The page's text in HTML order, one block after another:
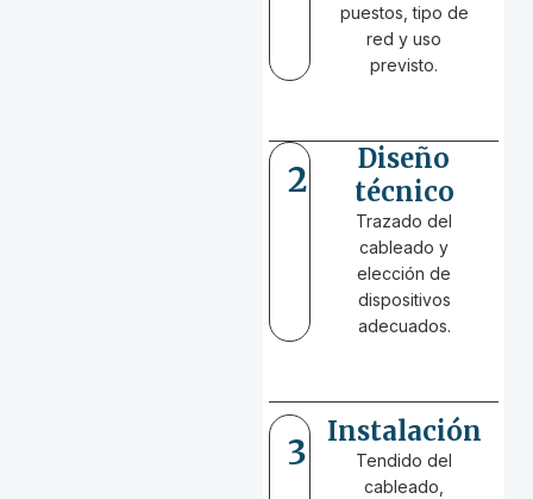
puestos, tipo de
red y uso
previsto.
2
Diseño
técnico
Trazado del
cableado y
elección de
dispositivos
adecuados.
3 Instalación
Tendido del
cableado,